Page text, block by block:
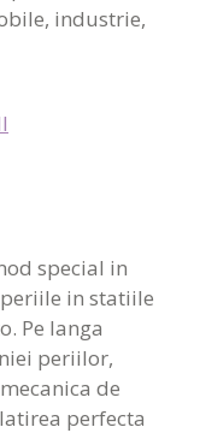
industrie,
special in
in statiile
Pe langa
periilor,
de
perfecta